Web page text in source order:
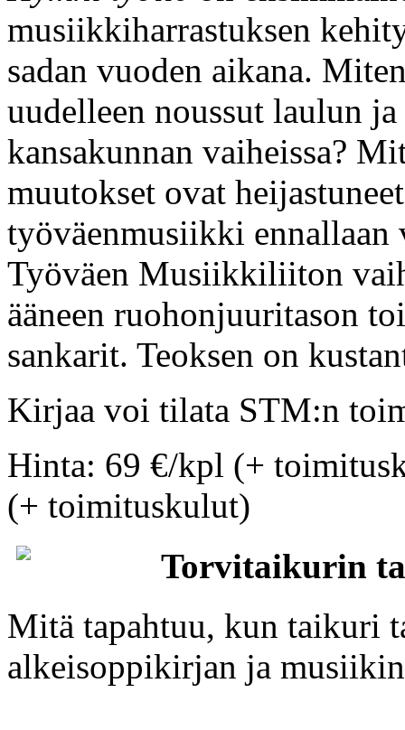
musiikkiharrastuksen
sadan vuoden aikana.
uudelleen noussut laulun
kansakunnan vaiheissa?
muutokset ovat
työväenmusiikki ennallaan
Työväen Musiikkiliiton
ääneen ruohonjuuritason
sankarit. Teoksen on
Kirjaa voi tilata STM:n
Hinta: 69 €/kpl (+
(+ toimituskulut)
Torvitaikurin
Mitä tapahtuu, kun taikuri
alkeisoppikirjan ja